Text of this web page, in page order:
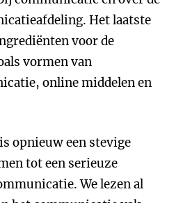
Het laatste
voor de
vormen van
online middelen en
is opnieuw een stevige
tot een serieuze
We lezen al